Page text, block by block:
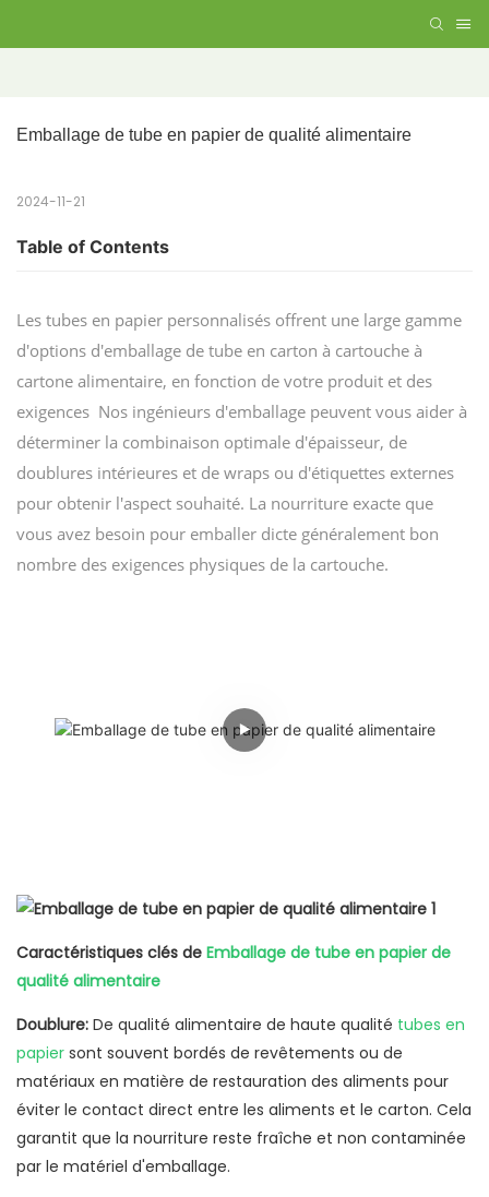
Emballage de tube en papier de qualité alimentaire
2024-11-21
Table of Contents
Les tubes en papier personnalisés offrent une large gamme
d'options d'emballage de tube en carton à cartouche à
cartone alimentaire, en fonction de votre produit et des
exigences Nos ingénieurs d'emballage peuvent vous aider à
déterminer la combinaison optimale d'épaisseur, de
doublures intérieures et de wraps ou d'étiquettes externes
pour obtenir l'aspect souhaité. La nourriture exacte que
vous avez besoin pour emballer dicte généralement bon
nombre des exigences physiques de la cartouche.
Caractéristiques clés de Emballage de tube en papier de
qualité alimentaire
Doublure: De qualité alimentaire de haute qualité tubes en
papier sont souvent bordés de revêtements ou de
matériaux en matière de restauration des aliments pour
éviter le contact direct entre les aliments et le carton. Cela
garantit que la nourriture reste fraîche et non contaminée
par le matériel d'emballage.